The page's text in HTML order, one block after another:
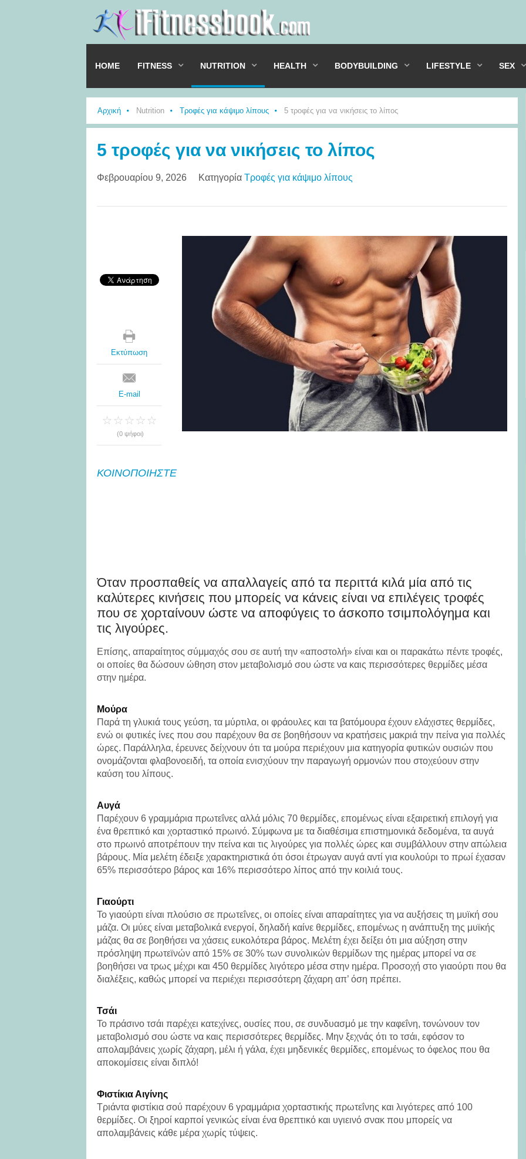
HOME FITNESS NUTRITION HEALTH BODYBUILDING LIFESTYLE SEX
Αρχική Nutrition Τροφές για κάψιμο λίπους 5 τροφές για να νικήσεις το λίπος
5 τροφές για να νικήσεις το λίπος
Φεβρουαρίου 9, 2026 Κατηγορία Τροφές για κάψιμο λίπους
Εκτύπωση
E-mail
(0 ψήφοι)
ΚΟΙΝΟΠΟΙΗΣΤΕ
Όταν προσπαθείς να απαλλαγείς από τα περιττά κιλά μία από τις
καλύτερες κινήσεις που μπορείς να κάνεις είναι να επιλέγεις τροφές
που σε χορταίνουν ώστε να αποφύγεις το άσκοπο τσιμπολόγημα και
τις λιγούρες.
Επίσης, απαραίτητος σύμμαχός σου σε αυτή την «αποστολή» είναι και οι παρακάτω πέντε τροφές,
οι οποίες θα δώσουν ώθηση στον μεταβολισμό σου ώστε να καις περισσότερες θερμίδες μέσα
στην ημέρα.
Μούρα
Παρά τη γλυκιά τους γεύση, τα μύρτιλα, οι φράουλες και τα βατόμουρα έχουν ελάχιστες θερμίδες,
ενώ οι φυτικές ίνες που σου παρέχουν θα σε βοηθήσουν να κρατήσεις μακριά την πείνα για πολλές
ώρες. Παράλληλα, έρευνες δείχνουν ότι τα μούρα περιέχουν μια κατηγορία φυτικών ουσιών που
ονομάζονται φλαβονοειδή, τα οποία ενισχύουν την παραγωγή ορμονών που στοχεύουν στην
καύση του λίπους.
Αυγά
Παρέχουν 6 γραμμάρια πρωτεΐνες αλλά μόλις 70 θερμίδες, επομένως είναι εξαιρετική επιλογή για
ένα θρεπτικό και χορταστικό πρωινό. Σύμφωνα με τα διαθέσιμα επιστημονικά δεδομένα, τα αυγά
στο πρωινό αποτρέπουν την πείνα και τις λιγούρες για πολλές ώρες και συμβάλλουν στην απώλεια
βάρους. Μία μελέτη έδειξε χαρακτηριστικά ότι όσοι έτρωγαν αυγά αντί για κουλούρι το πρωί έχασαν
65% περισσότερο βάρος και 16% περισσότερο λίπος από την κοιλιά τους.
Γιαούρτι
Το γιαούρτι είναι πλούσιο σε πρωτεΐνες, οι οποίες είναι απαραίτητες για να αυξήσεις τη μυϊκή σου
μάζα. Οι μύες είναι μεταβολικά ενεργοί, δηλαδή καίνε θερμίδες, επομένως η ανάπτυξη της μυϊκής
μάζας θα σε βοηθήσει να χάσεις ευκολότερα βάρος. Μελέτη έχει δείξει ότι μια αύξηση στην
πρόσληψη πρωτεϊνών από 15% σε 30% των συνολικών θερμίδων της ημέρας μπορεί να σε
βοηθήσει να τρως μέχρι και 450 θερμίδες λιγότερο μέσα στην ημέρα. Προσοχή στο γιαούρτι που θα
διαλέξεις, καθώς μπορεί να περιέχει περισσότερη ζάχαρη απ’ όση πρέπει.
Τσάι
Το πράσινο τσάι παρέχει κατεχίνες, ουσίες που, σε συνδυασμό με την καφεΐνη, τονώνουν τον
μεταβολισμό σου ώστε να καις περισσότερες θερμίδες. Μην ξεχνάς ότι το τσάι, εφόσον το
απολαμβάνεις χωρίς ζάχαρη, μέλι ή γάλα, έχει μηδενικές θερμίδες, επομένως το όφελος που θα
αποκομίσεις είναι διπλό!
Φιστίκια Αιγίνης
Τριάντα φιστίκια σού παρέχουν 6 γραμμάρια χορταστικής πρωτεΐνης και λιγότερες από 100
θερμίδες. Οι ξηροί καρποί γενικώς είναι ένα θρεπτικό και υγιεινό σνακ που μπορείς να
απολαμβάνεις κάθε μέρα χωρίς τύψεις.